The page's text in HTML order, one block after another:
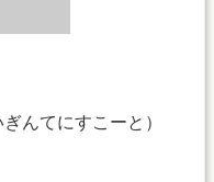
んてにすこーと）